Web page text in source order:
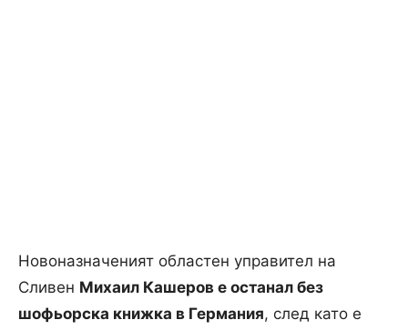
Новоназначеният областен управител на
Сливен Михаил Кашеров е останал без
шофьорска книжка в Германия, след като е